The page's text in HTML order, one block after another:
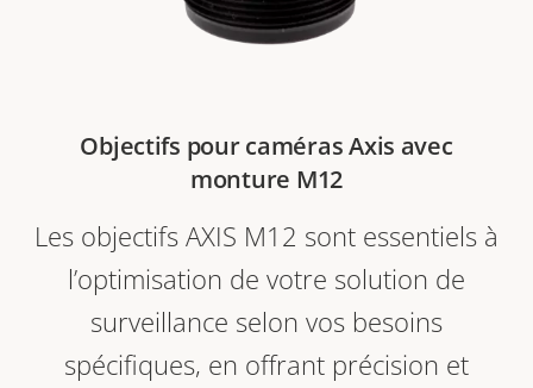
Objectifs pour caméras Axis avec
monture M12
Les objectifs AXIS M12 sont essentiels à
l’optimisation de votre solution de
surveillance selon vos besoins
spécifiques, en offrant précision et